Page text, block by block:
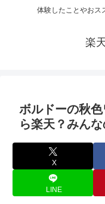
体験したことやおス
楽
ボルドーの秋
ら楽天？みん
X
LINE